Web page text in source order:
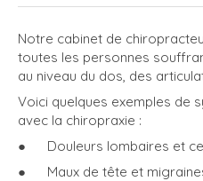
Notre cabinet de
toutes les personnes
au niveau du dos, des
Voici quelques exemples de
avec la chiropraxie :
● Douleurs lombaires et
● Maux de tête et